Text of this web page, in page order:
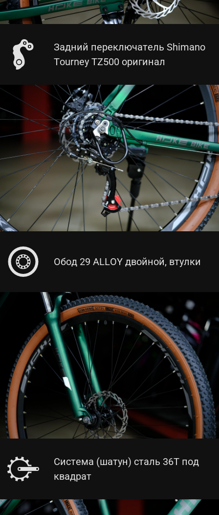
Задний переключатель Shimano
Tourney TZ500 оригинал
Обод 29 ALLOY двойной, втулки
Система (шатун) сталь 36T под
квадрат